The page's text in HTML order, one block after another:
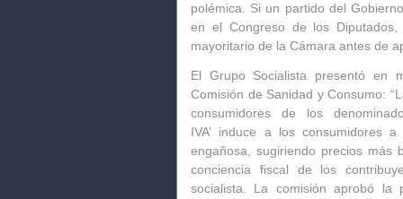
polémica. Si un partido del
en el Congreso de los
mayoritario de la Cámara antes de
El Grupo Socialista presentó en
Comisión de Sanidad y Consumo:
consumidores de los
IVA’ induce a los consumidores
engañosa , sugiriendo precios más
conciencia fiscal de los
socialista. La comisión aprobó la